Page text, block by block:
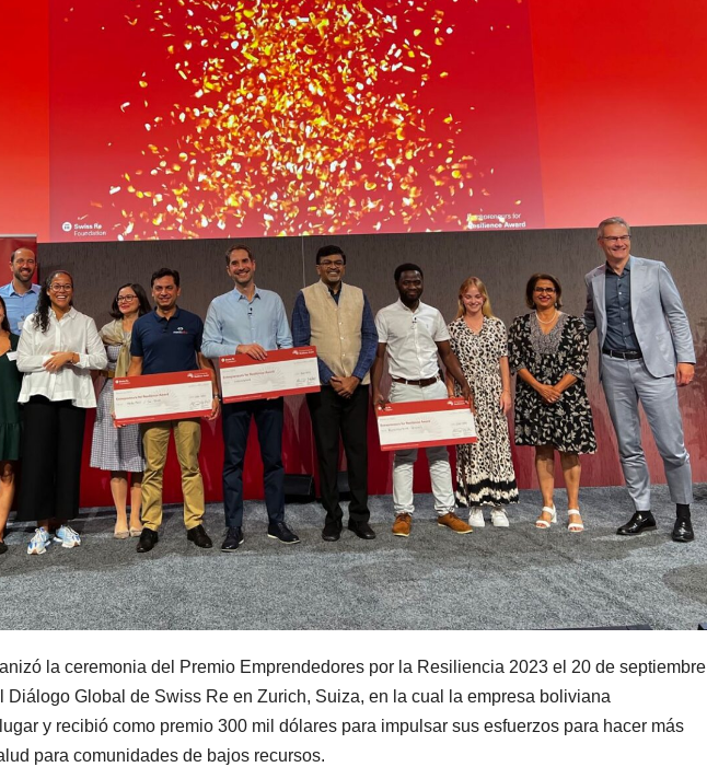
la ceremonia del Premio Emprendedores por la Resiliencia 2023 el 20 de septiembre
Diálogo Global de Swiss Re en Zurich, Suiza, en la cual la empresa boliviana
y recibió como premio 300 mil dólares para impulsar sus esfuerzos para hacer más
para comunidades de bajos recursos.